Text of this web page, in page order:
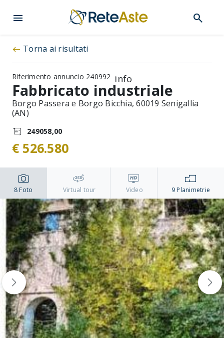
menu search
west Torna ai risultati
Riferimento annuncio 240992 info
Fabbricato industriale
Borgo Passera e Borgo Bicchia, 60019 Senigallia
(AN)
249058,00
€ 526.580
8 Foto Virtual tour Video 9Planimetrie